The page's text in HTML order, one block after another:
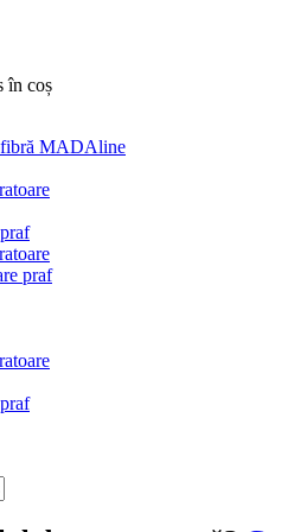
în coș
MADAline
praf